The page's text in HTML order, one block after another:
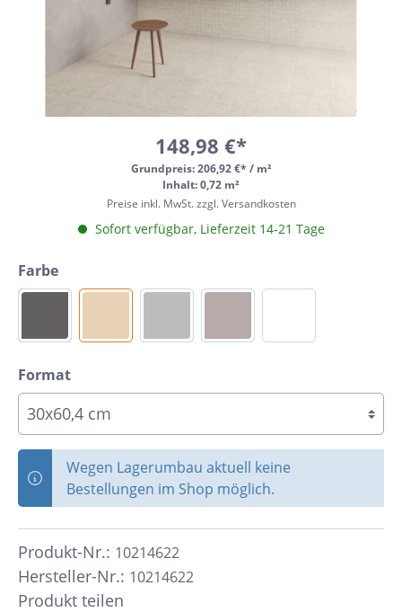
148,98 €*
Grundpreis:206,92 €* / m²
Inhalt: 0,72 m²
Preise inkl. MwSt. zzgl. Versandkosten
Sofort verfügbar, Lieferzeit 14-21 Tage
Farbe
Format
Wegen Lagerumbau aktuell keine
Bestellungen im Shop möglich.
Hersteller-Nr.: 10214622
Produkt-Nr.: 10214622
Produkt teilen